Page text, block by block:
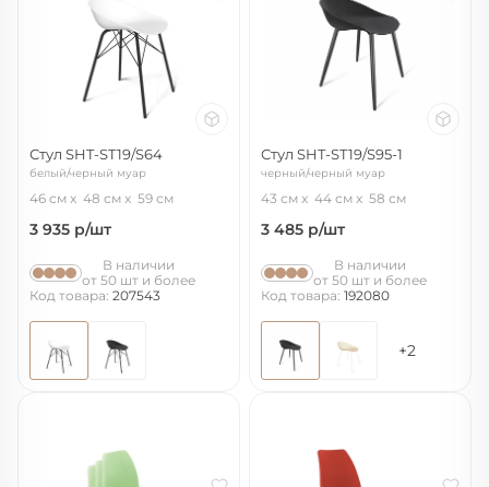
Стул SHT-ST19/S64
белый/черный муар
46 см 48 см 59 см
3 935 р/шт
В наличии
от 50 шт и более
Код товара: 207543
Стул SHT-ST19/S95-1
черный/черный муар
43 см 44 см 58 см
3 485 р/шт
В наличии
от 50 шт и более
Код товара: 192080
+2